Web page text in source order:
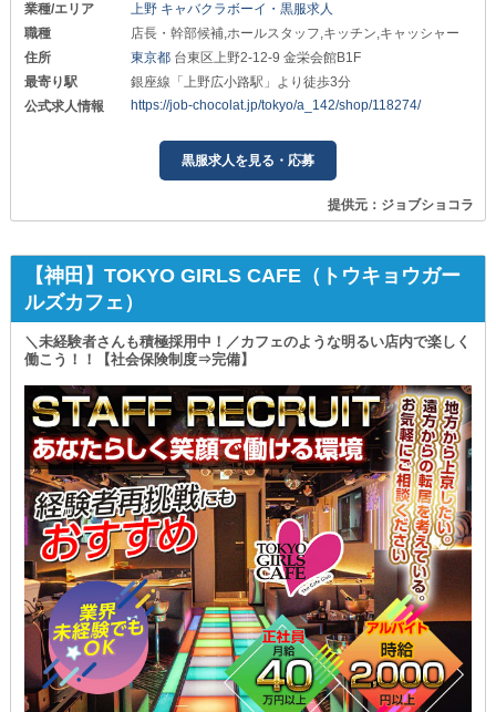
業種/エリア
上野 キャバクラボーイ・黒服求人
職種
店長・幹部候補,ホールスタッフ,キッチン,キャッシャー
住所
東京都 台東区上野2-12-9 金栄会館B1F
最寄り駅
銀座線「上野広小路駅」より徒歩3分
公式求人情報
https://job-chocolat.jp/tokyo/a_142/shop/118274/
黒服求人を見る・応募
提供元：ジョブショコラ
【神田】TOKYO GIRLS CAFE（トウキョウガー
ルズカフェ）
＼未経験者さんも積極採用中！／カフェのような明るい店内で楽しく
働こう！！【社会保険制度⇒完備】